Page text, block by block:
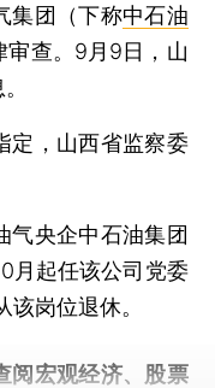
集团（下称中石油
审查。9月9日，山
，山西省监察委
央企中石油集团
月起任该公司党委
岗位退休。
阅宏观经济、股票